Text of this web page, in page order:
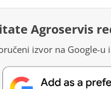
Agroservis
izvor na Google-